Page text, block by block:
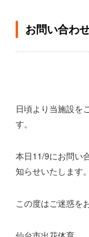
お問い合わ
日頃より当施設を
す。
本日11/9にお問い
知らせいたします。
この度はご迷惑を